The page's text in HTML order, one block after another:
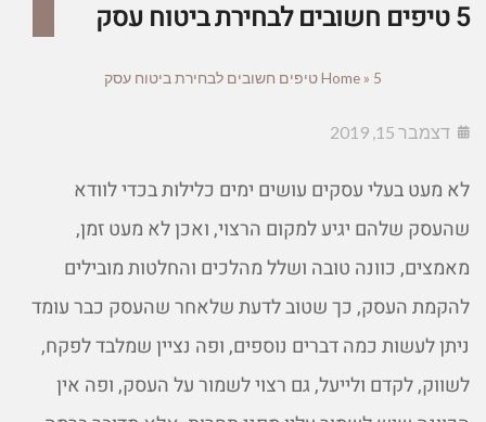
5 טיפים חשובים לבחירת ביטוח עסק
Home » 5 טיפים חשובים לבחירת ביטוח עסק
דצמבר 15, 2019
לא מעט בעלי עסקים עושים ימים כלילות בכדי לוודא
שהעסק שלהם יגיע למקום הרצוי, ואכן לא מעט זמן,
מאמצים, כוונה טובה ושלל מהלכים והחלטות מובילים
להקמת העסק, כך שטוב לדעת שלאחר שהעסק כבר עומד
ניתן לעשות כמה דברים נוספים, ופה נציין שמלבד לפקח,
לשווק, לקדם ולייעל, גם רצוי לשמור על העסק, ופה אין